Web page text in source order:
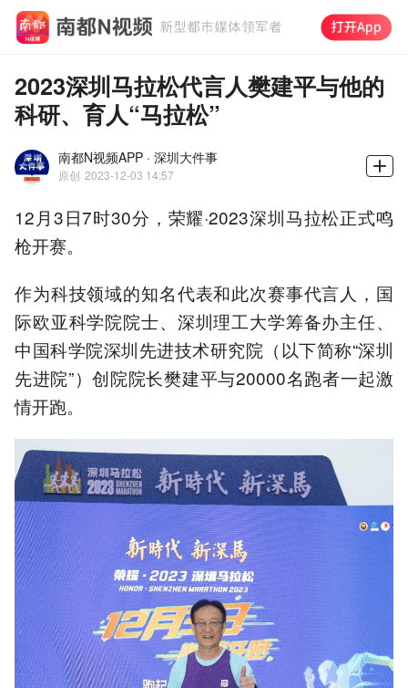
2023深圳马拉松代言人樊建平与他的
科研、育人“马拉松”
南都N视频APP · 深圳大件事
原创 2023-12-03 14:57
12月3日7时30分，荣耀·2023深圳马拉松正式鸣
枪开赛。
作为科技领域的知名代表和此次赛事代言人，国
际欧亚科学院院士、深圳理工大学筹备办主任、
中国科学院深圳先进技术研究院（以下简称“深圳
先进院”）创院院长樊建平与20000名跑者一起激
情开跑。